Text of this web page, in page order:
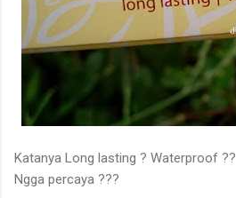
Katanya Long lasting ? Waterproof ??
Ngga percaya ???